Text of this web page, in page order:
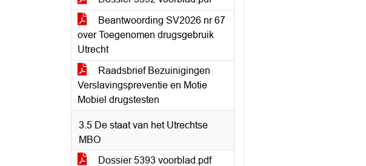
Beantwoording SV2026 nr 67
over Toegenomen drugsgebruik
Utrecht
Raadsbrief Bezuinigingen
Verslavingspreventie en Motie
Mobiel drugstesten
3.5 De staat van het Utrechtse
MBO
Dossier 5393 voorblad.pdf